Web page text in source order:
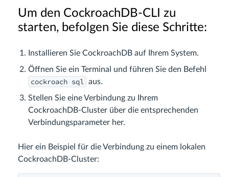
Um den CockroachDB-CLI zu
starten, befolgen Sie diese Schritte:
Installieren Sie CockroachDB auf Ihrem System.
Öffnen Sie ein Terminal und führen Sie den Befehl
cockroach sql aus.
Stellen Sie eine Verbindung zu Ihrem
CockroachDB-Cluster über die entsprechenden
Verbindungsparameter her.
Hier ein Beispiel für die Verbindung zu einem lokalen
CockroachDB-Cluster: